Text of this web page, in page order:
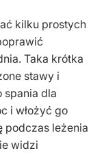
kilku prostych
Taka krótka
stawy i
spania dla
i włożyć go
podczas leżenia
widzi